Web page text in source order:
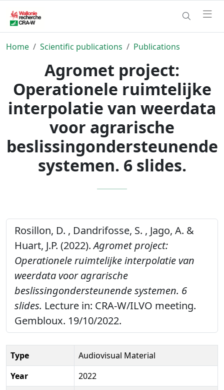
Home Scientific publications Publications
Agromet project:
Operationele ruimtelijke
interpolatie van weerdata
voor agrarische
beslissingondersteunende
systemen. 6 slides.
Rosillon, D. , Dandrifosse, S. , Jago, A. &
Huart, J.P. (2022).Agromet project:
Operationele ruimtelijke interpolatie van
weerdata voor agrarische
beslissingondersteunende systemen. 6
slides. Lecture in: CRA-W/ILVO meeting.
Gembloux. 19/10/2022.
Type
Audiovisual Material
Year
2022